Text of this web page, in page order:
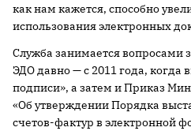
как нам кажется, способно
использования электронных
Служба занимается вопросами
ЭДО давно — с 2011 года,
подписи», а затем и Приказ
«Об утверждении Порядка
счетов-фактур в электронной